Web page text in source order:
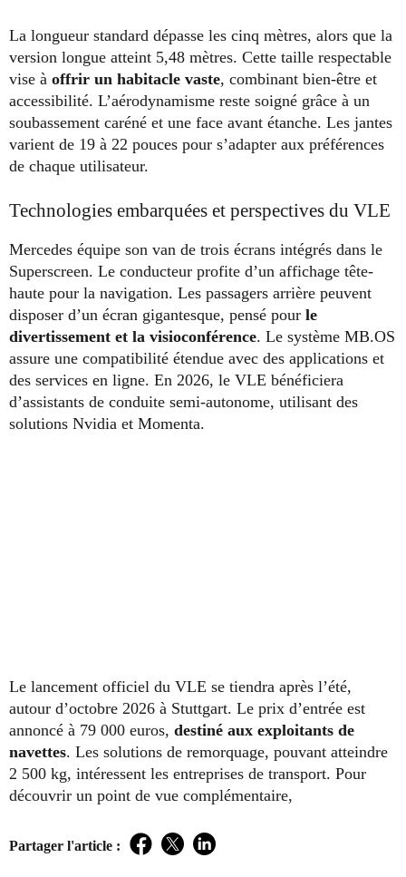
La longueur standard dépasse les cinq mètres, alors que la
version longue atteint 5,48 mètres. Cette taille respectable
vise à offrir un habitacle vaste, combinant bien-être et
accessibilité. L’aérodynamisme reste soigné grâce à un
soubassement caréné et une face avant étanche. Les jantes
varient de 19 à 22 pouces pour s’adapter aux préférences
de chaque utilisateur.
Technologies embarquées et perspectives du VLE
Mercedes équipe son van de trois écrans intégrés dans le
Superscreen. Le conducteur profite d’un affichage tête-
haute pour la navigation. Les passagers arrière peuvent
disposer d’un écran gigantesque, pensé pour le
divertissement et la visioconférence. Le système MB.OS
assure une compatibilité étendue avec des applications et
des services en ligne. En 2026, le VLE bénéficiera
d’assistants de conduite semi-autonome, utilisant des
solutions Nvidia et Momenta.
Le lancement officiel du VLE se tiendra après l’été,
autour d’octobre 2026 à Stuttgart. Le prix d’entrée est
annoncé à 79 000 euros, destiné aux exploitants de
navettes. Les solutions de remorquage, pouvant atteindre
2 500 kg, intéressent les entreprises de transport. Pour
découvrir un point de vue complémentaire,
Partager l'article : Facebook
TwitterLinkedIn